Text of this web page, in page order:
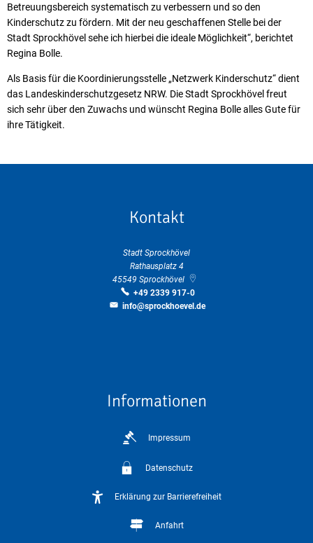
Betreuungsbereich systematisch zu verbessern und so den
Kinderschutz zu fördern. Mit der neu geschaffenen Stelle bei der
Stadt Sprockhövel sehe ich hierbei die ideale Möglichkeit“, berichtet
Regina Bolle.
Als Basis für die Koordinierungsstelle „Netzwerk Kinderschutz“ dient
das Landeskinderschutzgesetz NRW. Die Stadt Sprockhövel freut
sich sehr über den Zuwachs und wünscht Regina Bolle alles Gute für
ihre Tätigkeit.
Kontakt
Stadt Sprockhövel
Rathausplatz 4
45549 Sprockhövel
+49 2339 917-0
info@sprockhoevel.de
Informationen
Impressum
Datenschutz
Erklärung zur Barrierefreiheit
Anfahrt